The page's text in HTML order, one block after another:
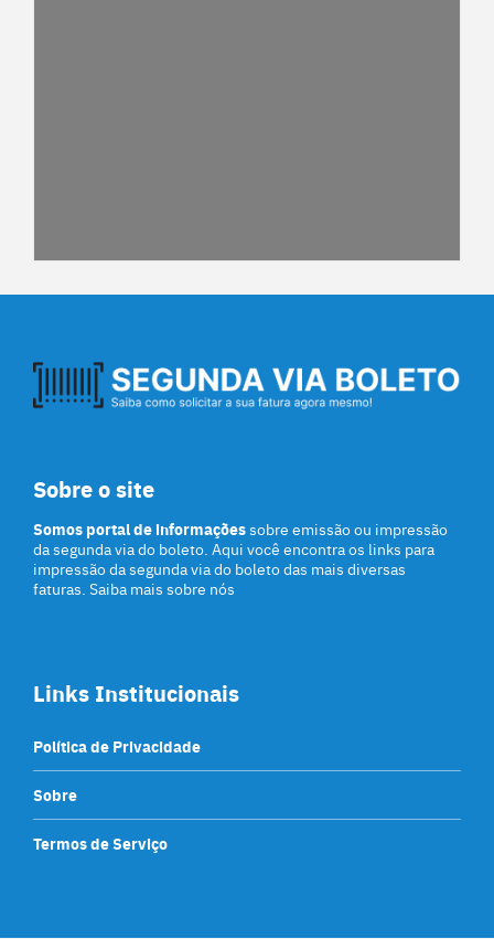
Sobre o site
Somos portal de informaçõessobre emissão ou impressão
da segunda via do boleto. Aqui você encontra os links para
impressão da segunda via do boleto das mais diversas
faturas. Saiba mais sobre nós
Links Institucionais
Política de Privacidade
Sobre
Termos de Serviço